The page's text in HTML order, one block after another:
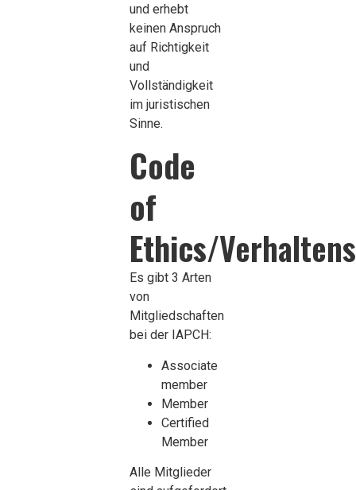
und erhebt
keinen Anspruch
auf Richtigkeit
und
Vollständigkeit
im juristischen
Sinne.
Code
of
Ethics/
Es gibt 3 Arten
von
Mitgliedschaften
bei der IAPCH:
Associate
member
Member
Certified
Member
Alle Mitglieder